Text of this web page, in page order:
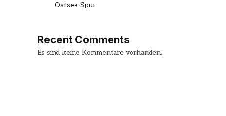
Ostsee-Spur
Recent Comments
Es sind keine Kommentare vorhanden.